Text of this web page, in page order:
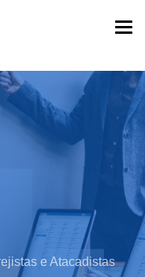
e Atacadistas